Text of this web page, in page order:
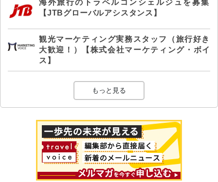
海外旅行のトラベルコンシェルジュを募集
【JTBグローバルアシスタンス】
観光マーケティング実務スタッフ（旅行好き
大歓迎！）【株式会社マーケティング・ボイ
ス】
もっと見る